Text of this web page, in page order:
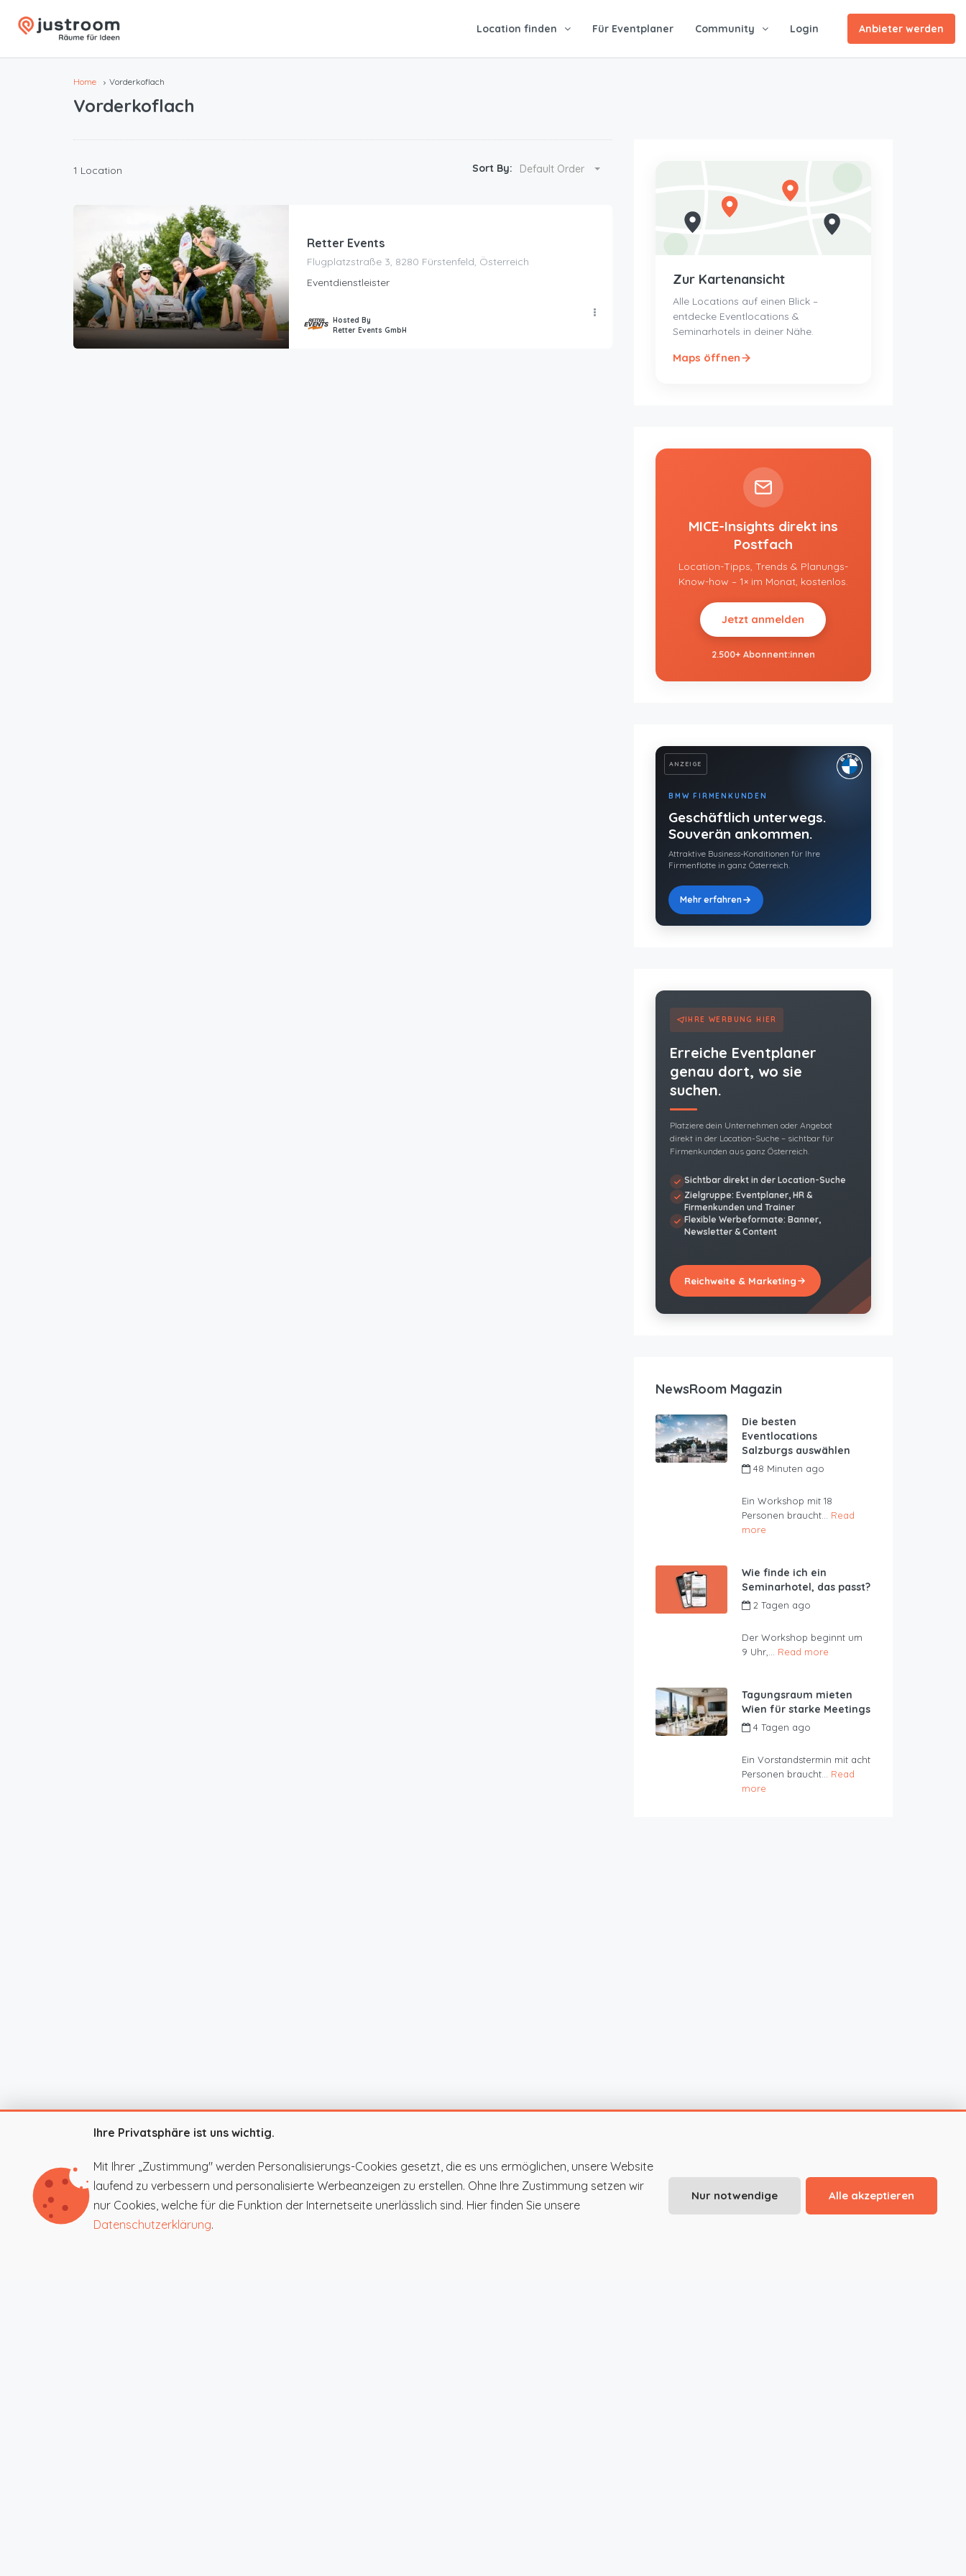
Location finden Für Eventplaner Community Login Anbieter werden
Home Vorderkoflach
Vorderkoflach
1 Location Sort By: Default Order
Retter Events
Flugplatzstraße 3, 8280 Fürstenfeld, Österreich
Eventdienstleister
Hosted By
Retter Events GmbH
Zur Kartenansicht
Alle Locations auf einen Blick –
entdecke Eventlocations &
Seminarhotels in deiner Nähe.
Maps öffnen
MICE-Insights direkt ins
Postfach
Location-Tipps, Trends & Planungs-
Know-how – 1× im Monat, kostenlos.
Jetzt anmelden
2.500+ Abonnent:innen
ANZEIGE
BMW FIRMENKUNDEN
Geschäftlich unterwegs.
Souverän ankommen.
Attraktive Business-Konditionen für Ihre
Firmenflotte in ganz Österreich.
Mehr erfahren
IHRE WERBUNG HIER
Erreiche Eventplaner
genau dort, wo sie
suchen.
Platziere dein Unternehmen oder Angebot
direkt in der Location-Suche – sichtbar für
Firmenkunden aus ganz Österreich.
Sichtbar direkt in der Location-Suche
Zielgruppe: Eventplaner, HR &
Firmenkunden und Trainer
Flexible Werbeformate: Banner,
Newsletter & Content
Reichweite & Marketing
NewsRoom Magazin
Die besten
Eventlocations
Salzburgs auswählen
48 Minuten ago
Ein Workshop mit 18
Personen braucht... Read
more
Wie finde ich ein
Seminarhotel, das passt?
2 Tagen ago
Der Workshop beginnt um
9 Uhr,... Read more
Tagungsraum mieten
Wien für starke Meetings
4 Tagen ago
Ein Vorstandstermin mit acht
Personen braucht... Read
more
Ihre Privatsphäre ist uns wichtig.
Mit Ihrer „Zustimmung" werden Personalisierungs-Cookies gesetzt, die es uns ermöglichen, unsere Website
laufend zu verbessern und personalisierte Werbeanzeigen zu erstellen. Ohne Ihre Zustimmung setzen wir
nur Cookies, welche für die Funktion der Internetseite unerlässlich sind. Hier finden Sie unsere
Datenschutzerklärung.
Nur notwendige Alle akzeptieren